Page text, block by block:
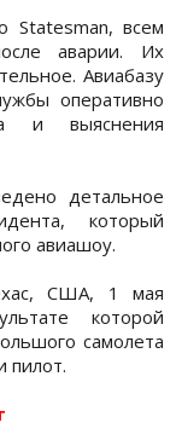
Statesman, всем
аварии. Их
Авиабазу
оперативно
и выяснения
детальное
который
авиашоу.
США, 1 мая
которой
самолета
пилот.